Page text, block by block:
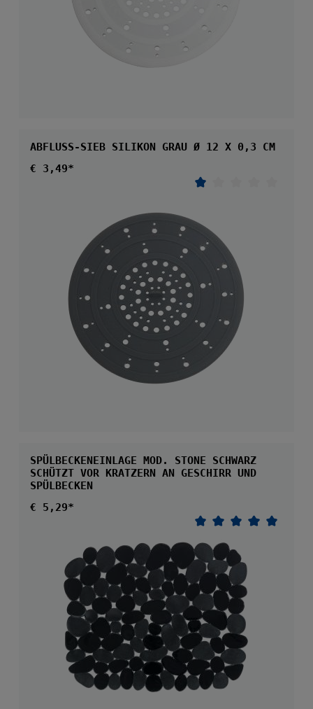
ABFLUSS-SIEB SILIKON GRAU Ø 12 X 0,3 CM
Regulärer Preis:
€ 3,49*
SPÜLBECKENEINLAGE MOD. STONE SCHWARZ
SCHÜTZT VOR KRATZERN AN GESCHIRR UND
SPÜLBECKEN
Regulärer Preis:
€ 5,29*